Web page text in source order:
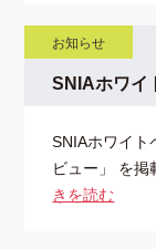
お知らせ
SNIAホワイ
SNIAホワイト
ビュー」 を掲
きを読む